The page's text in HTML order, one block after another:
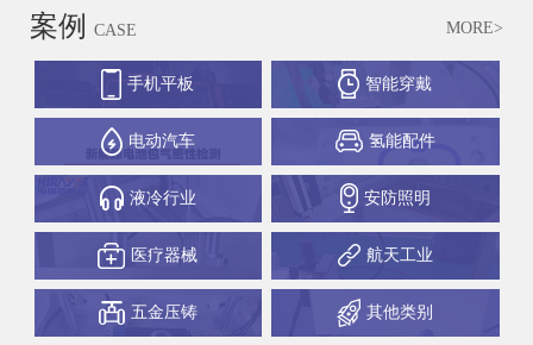
案例 CASE MORE>
手机平板 智能穿戴
电动汽车 氢能配件
液冷行业 安防照明
医疗器械 航天工业
五金压铸 其他类别